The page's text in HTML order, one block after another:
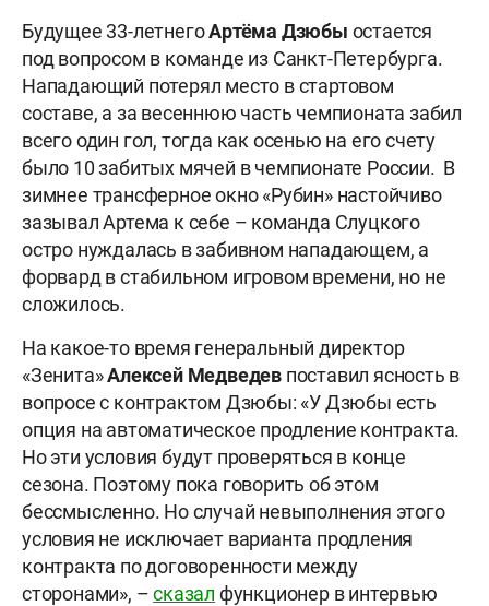
Будущее 33-летнегоАртёма Дзюбы остается
под вопросом в команде из Санкт-Петербурга.
Нападающий потерял место в стартовом
составе, а за весеннюю часть чемпионата забил
всего один гол, тогда как осенью на его счету
было 10 забитых мячей в чемпионате России. В
зимнее трансферное окно «Рубин» настойчиво
зазывал Артема к себе – команда Слуцкого
остро нуждалась в забивном нападающем, а
форвард в стабильном игровом времени, но не
сложилось.
На какое-то время генеральный директор
«Зенита»Алексей Медведев поставил ясность в
вопросе с контрактом Дзюбы: «У Дзюбы есть
опция на автоматическое продление контракта.
Но эти условия будут проверяться в конце
сезона. Поэтому пока говорить об этом
бессмысленно. Но случай невыполнения этого
условия не исключает варианта продления
контракта по договоренности между
сторонами», –сказал функционер в интервью